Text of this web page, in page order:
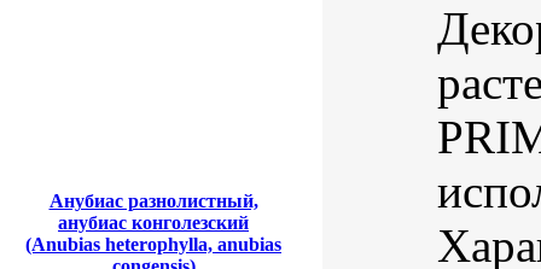
Анубиас разнолистный,
анубиас конголезский
(Anubias heterophylla, anubias